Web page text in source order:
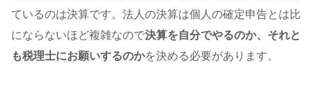
ているのは決算です。法人の決算は個人の確定申告とは比
にならないほど複雑なので決算を自分でやるのか、それと
も税理士にお願いするのかを決める必要があります。